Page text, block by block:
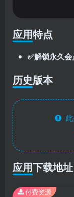
应用特点
✅解锁永久会
历史版本
此
应用下载地址
付费资源